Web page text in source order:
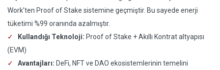
Work’ten Proof of Stake sistemine geçmiştir. Bu sayede enerji
tüketimi %99 oranında azalmıştır.
Kullandığı Teknoloji: Proof of Stake + Akıllı Kontrat altyapısı
(EVM)
Avantajları: DeFi, NFT ve DAO ekosistemlerinin temelini